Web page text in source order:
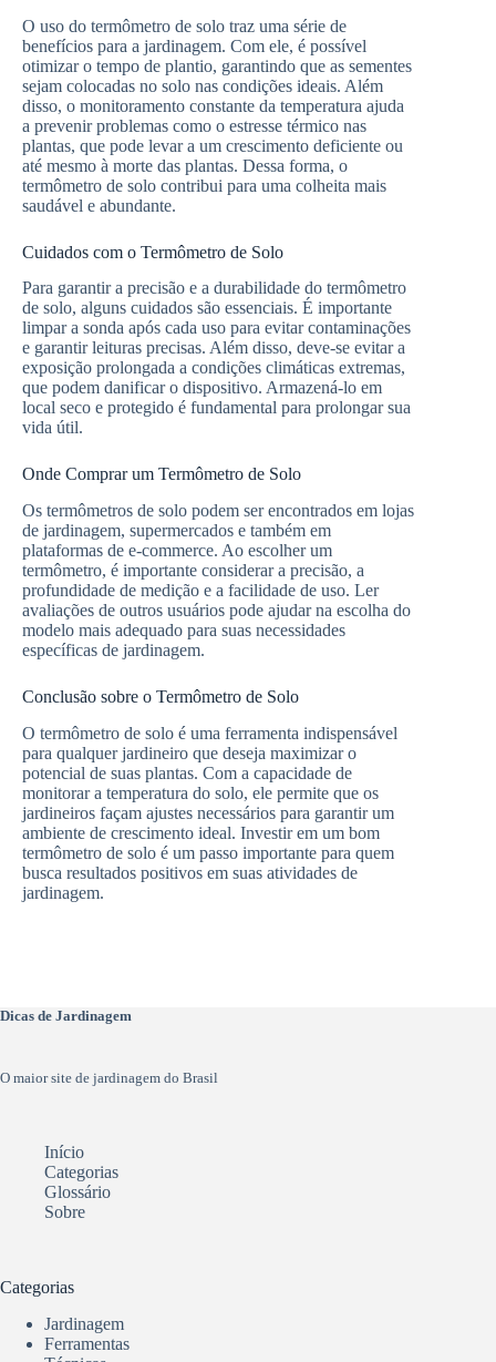
O uso do termômetro de solo traz uma série de
benefícios para a jardinagem. Com ele, é possível
otimizar o tempo de plantio, garantindo que as sementes
sejam colocadas no solo nas condições ideais. Além
disso, o monitoramento constante da temperatura ajuda
a prevenir problemas como o estresse térmico nas
plantas, que pode levar a um crescimento deficiente ou
até mesmo à morte das plantas. Dessa forma, o
termômetro de solo contribui para uma colheita mais
saudável e abundante.
Cuidados com o Termômetro de Solo
Para garantir a precisão e a durabilidade do termômetro
de solo, alguns cuidados são essenciais. É importante
limpar a sonda após cada uso para evitar contaminações
e garantir leituras precisas. Além disso, deve-se evitar a
exposição prolongada a condições climáticas extremas,
que podem danificar o dispositivo. Armazená-lo em
local seco e protegido é fundamental para prolongar sua
vida útil.
Onde Comprar um Termômetro de Solo
Os termômetros de solo podem ser encontrados em lojas
de jardinagem, supermercados e também em
plataformas de e-commerce. Ao escolher um
termômetro, é importante considerar a precisão, a
profundidade de medição e a facilidade de uso. Ler
avaliações de outros usuários pode ajudar na escolha do
modelo mais adequado para suas necessidades
específicas de jardinagem.
Conclusão sobre o Termômetro de Solo
O termômetro de solo é uma ferramenta indispensável
para qualquer jardineiro que deseja maximizar o
potencial de suas plantas. Com a capacidade de
monitorar a temperatura do solo, ele permite que os
jardineiros façam ajustes necessários para garantir um
ambiente de crescimento ideal. Investir em um bom
termômetro de solo é um passo importante para quem
busca resultados positivos em suas atividades de
jardinagem.
Dicas de Jardinagem
O maior site de jardinagem do Brasil
Início
Categorias
Glossário
Sobre
Categorias
Jardinagem
Ferramentas